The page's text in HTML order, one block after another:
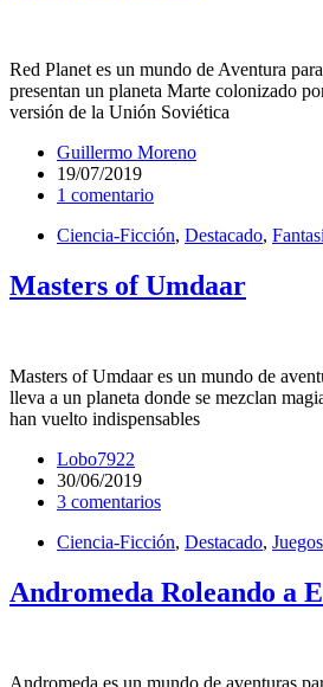
Red Planet es un mundo de Aventura
presentan un planeta Marte colonizado
versión de la Unión Soviética
Guillermo Moreno
19/07/2019
1 comentario
Ciencia-Ficción, Destacado,
Masters of Umdaar
Masters of Umdaar es un mundo de
lleva a un planeta donde se mezclan
han vuelto indispensables
Lobo7922
30/06/2019
3 comentarios
Ciencia-Ficción, Destacado,
Andromeda Roleando a
Andromeda es un mundo de aventuras